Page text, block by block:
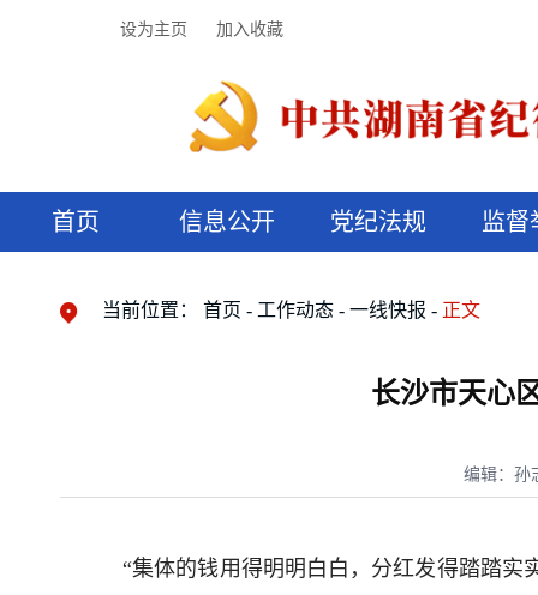
设为主页 加入收藏
首页 信息公开 党纪法规 监督
当前位置： 首页 工作动态 一线快报 正文
长沙市天心
编辑：孙
“集体的钱用得明明白白，分红发得踏踏实